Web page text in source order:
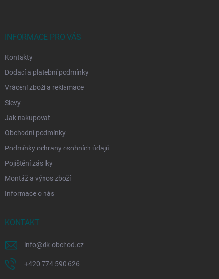
INFORMACE PRO VÁS
Kontakty
Dodací a platební podmínky
Vrácení zboží a reklamace
Slevy
Jak nakupovat
Obchodní podmínky
Podmínky ochrany osobních údajů
Pojištění zásilky
Montáž a výnos zboží
Informace o nás
KONTAKT
info@dk-obchod.cz
+420 774 590 626